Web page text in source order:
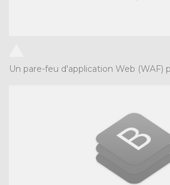
Un pare-feu d'application Web (WAF)